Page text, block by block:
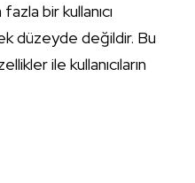
bir kullanıcı
düzeyde değildir. Bu
ile kullanıcıların